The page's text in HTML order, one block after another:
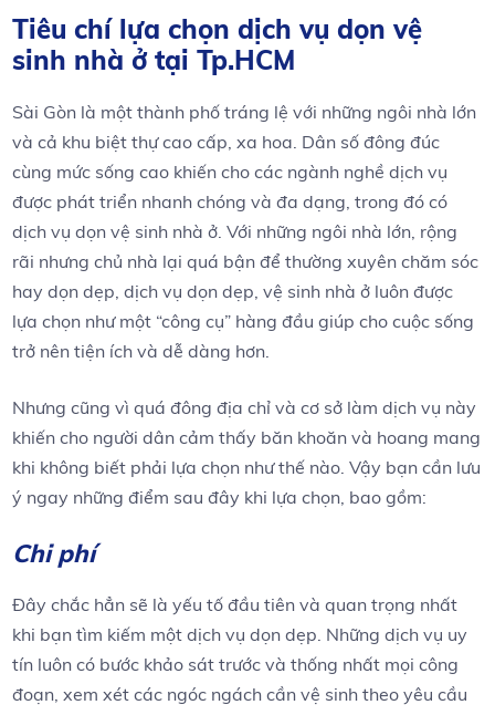
Tiêu chí lựa chọn dịch vụ dọn vệ
sinh nhà ở tại Tp.HCM
Sài Gòn là một thành phố tráng lệ với những ngôi nhà lớn
và cả khu biệt thự cao cấp, xa hoa. Dân số đông đúc
cùng mức sống cao khiến cho các ngành nghề dịch vụ
được phát triển nhanh chóng và đa dạng, trong đó có
dịch vụ dọn vệ sinh nhà ở. Với những ngôi nhà lớn, rộng
rãi nhưng chủ nhà lại quá bận để thường xuyên chăm sóc
hay dọn dẹp, dịch vụ dọn dẹp, vệ sinh nhà ở luôn được
lựa chọn như một “công cụ” hàng đầu giúp cho cuộc sống
trở nên tiện ích và dễ dàng hơn.
Nhưng cũng vì quá đông địa chỉ và cơ sở làm dịch vụ này
khiến cho người dân cảm thấy băn khoăn và hoang mang
khi không biết phải lựa chọn như thế nào. Vậy bạn cần lưu
ý ngay những điểm sau đây khi lựa chọn, bao gồm:
Chi phí
Đây chắc hẳn sẽ là yếu tố đầu tiên và quan trọng nhất
khi bạn tìm kiếm một dịch vụ dọn dẹp. Những dịch vụ uy
tín luôn có bước khảo sát trước và thống nhất mọi công
đoạn, xem xét các ngóc ngách cần vệ sinh theo yêu cầu